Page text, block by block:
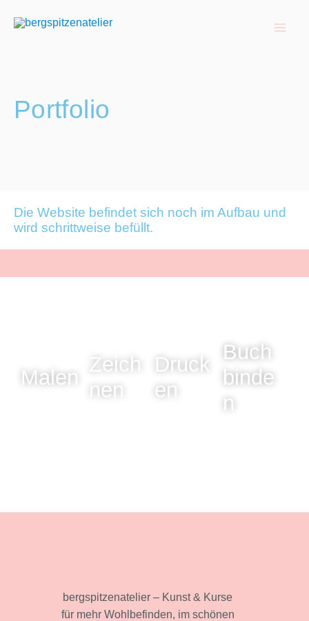
Inhalt
Portfolio
Die Website befindet sich noch im Aufbau und
wird schrittweise befüllt.
Malen
Zeich
nen
Druck
en
Buch
binde
n
bergspitzenatelier – Kunst & Kurse
für mehr Wohlbefinden, im schönen